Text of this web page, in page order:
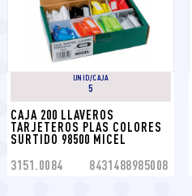
UNID/CAJA
5
CAJA 200 LLAVEROS
TARJETEROS PLAS COLORES
SURTIDO 98500 MICEL
3151.0084 8431488985008